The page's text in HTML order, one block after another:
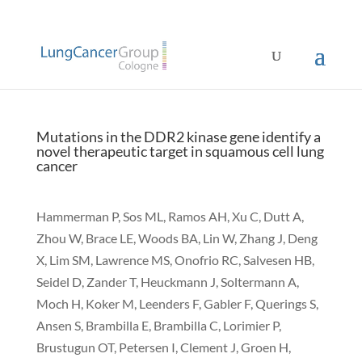
Mutations in the DDR2 kinase gene identify a
novel therapeutic target in squamous cell lung
cancer
Hammerman P, Sos ML, Ramos AH, Xu C, Dutt A,
Zhou W, Brace LE, Woods BA, Lin W, Zhang J, Deng
X, Lim SM, Lawrence MS, Onofrio RC, Salvesen HB,
Seidel D, Zander T, Heuckmann J, Soltermann A,
Moch H, Koker M, Leenders F, Gabler F, Querings S,
Ansen S, Brambilla E, Brambilla C, Lorimier P,
Brustugun OT, Petersen I, Clement J, Groen H,